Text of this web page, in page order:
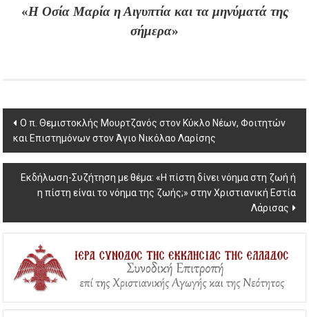
«Η Οσία Μαρία η Αιγυπτία και τα μηνύματά της
σήμερα»
Post
navigation
Ο π. Θεμιστοκλής Μουρτζανός στον Κύκλο Νέων, Φοιτητών
και Επιστημόνων στον Άγιο Νικόλαο Λαρίσης
Εκδήλωση-Συζήτηση με θέμα: «Η πίστη δίνει νόημα στη ζωή ή
η πίστη είναι το νόημα της ζωής;» στην Χριστιανική Εστία
Λάρισας